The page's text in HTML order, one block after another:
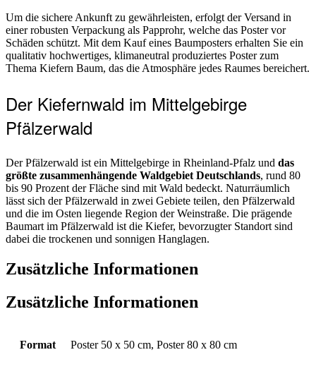
Um die sichere Ankunft zu gewährleisten, erfolgt der Versand in
einer robusten Verpackung als Papprohr, welche das Poster vor
Schäden schützt. Mit dem Kauf eines Baumposters erhalten Sie ein
qualitativ hochwertiges, klimaneutral produziertes Poster zum
Thema Kiefern Baum, das die Atmosphäre jedes Raumes bereichert.
Der Kiefernwald im Mittelgebirge
Pfälzerwald
Der Pfälzerwald ist ein Mittelgebirge in Rheinland-Pfalz und das
größte zusammenhängende Waldgebiet Deutschlands, rund 80
bis 90 Prozent der Fläche sind mit Wald bedeckt. Naturräumlich
lässt sich der Pfälzerwald in zwei Gebiete teilen, den Pfälzerwald
und die im Osten liegende Region der Weinstraße. Die prägende
Baumart im Pfälzerwald ist die Kiefer, bevorzugter Standort sind
dabei die trockenen und sonnigen Hanglagen.
Zusätzliche Informationen
Zusätzliche Informationen
Format Poster 50 x 50 cm, Poster 80 x 80 cm